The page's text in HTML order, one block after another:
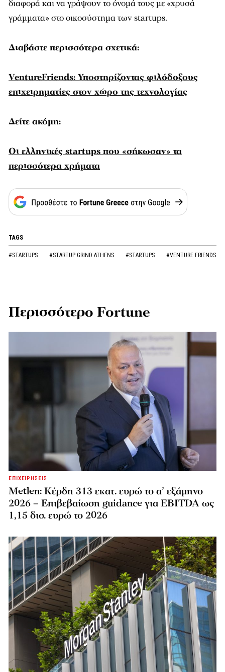
διαφορά και να γράψουν το όνομά τους με «χρυσά
γράμματα» στο οικοσύστημα των startups.
Διαβάστε περισσότερα σχετικά:
VentureFriends: Υποστηρίζοντας φιλόδοξους
επιχειρηματίες στον χώρο της τεχνολογίας
Δείτε ακόμη:
Οι ελληνικές startups που «σήκωσαν» τα
περισσότερα χρήματα
TAGS
#STARTUPS #STARTUP GRIND ATHENS #STARTUPS #VENTURE FRIENDS
Περισσότερο Fortune
ΕΠΙΧΕΙΡΗΣΕΙΣ
Metlen: Κέρδη 313 εκατ. ευρώ το α’ εξάμηνο
2026 – Επιβεβαίωση guidance για EBITDA ως
1,15 δισ. ευρώ το 2026